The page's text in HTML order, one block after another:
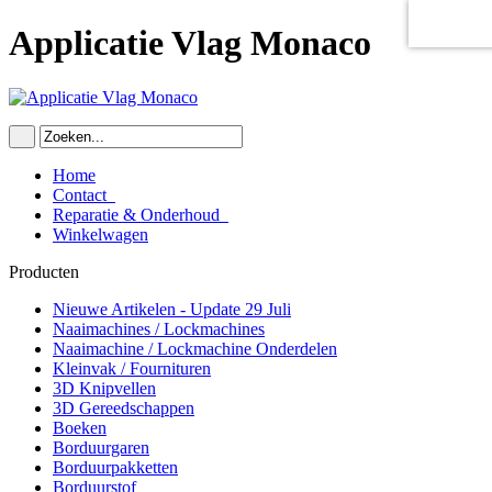
Applicatie Vlag Monaco
Home
Contact
Reparatie & Onderhoud
Winkelwagen
Producten
Nieuwe Artikelen - Update 29 Juli
Naaimachines / Lockmachines
Naaimachine / Lockmachine Onderdelen
Kleinvak / Fournituren
3D Knipvellen
3D Gereedschappen
Boeken
Borduurgaren
Borduurpakketten
Borduurstof